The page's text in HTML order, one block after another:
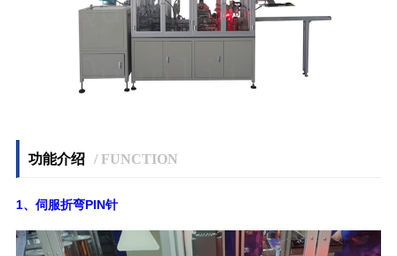
功能介绍 / FUNCTION
1、伺服折弯PIN针